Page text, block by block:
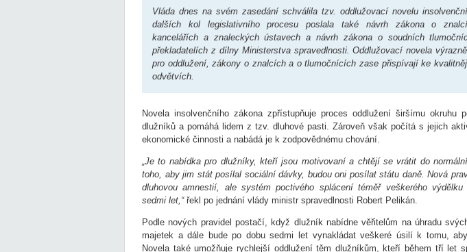
Vláda dnes na svém zasedání schválila tzv. oddlužovací novelu
dalších kol legislativního procesu poslala také návrh zákona o
kancelářích a znaleckých ústavech a návrh zákona o soudních
překladatelích z dílny Ministerstva spravedlnosti. Oddlužovací novela
pro oddlužení, zákony o znalcích a o tlumočnících zase přispívají ke
odvětvích.
Novela insolvenčního zákona zpřístupňuje proces oddlužení širšímu okruhu
dlužníků a pomáhá lidem z tzv. dluhové pasti. Zároveň však počítá s jejich
ekonomické činnosti a nabádá je k zodpovědnému chování.
„Je to nabídka pro dlužníky, kteří jsou motivovaní a chtějí se vrátit do
toho, aby jim stát posílal sociální dávky, budou oni posílat státu daně. Nová
dluhovou amnestií, ale systém poctivého splácení téměř veškerého výdělku
sedmi let,“řekl po jednání vlády ministr spravedlnosti Robert Pelikán.
Podle nových pravidel postačí, když dlužník nabídne věřitelům na úhradu
majetek a dále bude po dobu sedmi let vynakládat veškeré úsilí k tomu,
Novela také umožňuje rychlejší oddlužení těm dlužníkům, kteří během tří let